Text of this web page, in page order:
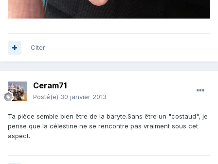
Citer
Ceram71
Posté(e) 30 janvier 2013
Ta pièce semble bien être de la baryte.Sans être un "costaud", je
pense que la célestine ne se rencontre pas vraiment sous cet
aspect.